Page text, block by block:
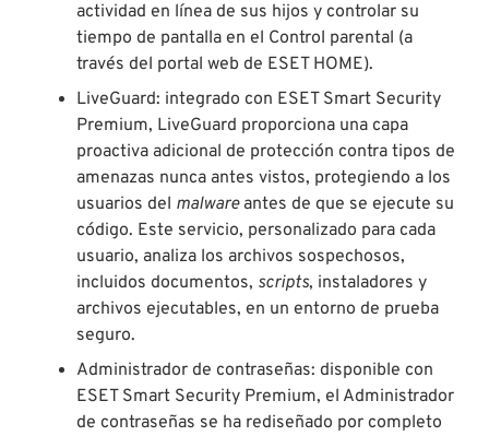
actividad en línea de sus hijos y controlar su
tiempo de pantalla en el Control parental (a
través del portal web de ESET HOME).
LiveGuard: integrado con ESET Smart Security
Premium, LiveGuard proporciona una capa
proactiva adicional de protección contra tipos de
amenazas nunca antes vistos, protegiendo a los
usuarios del malwareantes de que se ejecute su
código. Este servicio, personalizado para cada
usuario, analiza los archivos sospechosos,
incluidos documentos, scripts, instaladores y
archivos ejecutables, en un entorno de prueba
seguro.
Administrador de contraseñas: disponible con
ESET Smart Security Premium, el Administrador
de contraseñas se ha rediseñado por completo